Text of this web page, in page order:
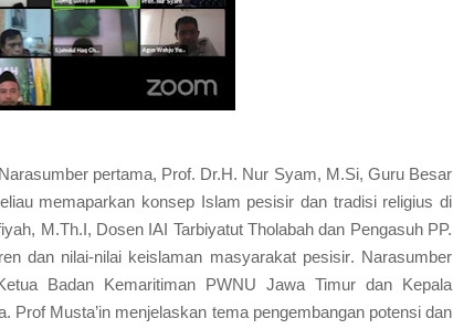
pertama, Prof. Dr.H. Nur Syam, M.Si, Guru Besar
memaparkan konsep Islam pesisir dan tradisi religius di
M.Th.I, Dosen IAI Tarbiyatut Tholabah dan Pengasuh PP.
dan nilai-nilai keislaman masyarakat pesisir. Narasumber
Badan Kemaritiman PWNU Jawa Timur dan Kepala
Prof Musta’in menjelaskan tema pengembangan potensi dan